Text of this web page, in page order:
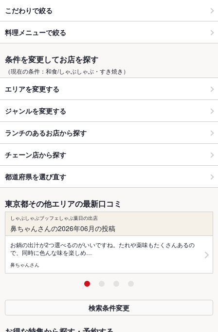
こだわりで絞る
料理メニューで絞る
条件を変更してお店を探す
（現在の条件：和食/しゃぶしゃぶ・すき焼き）
エリアを変更する
ジャンルを変更する
ランチのあるお店から探す
チェーン店から探す
都道府県を選び直す
東京都その他エリアの最新口コミ
しゃぶしゃぶブッフェしゃぶ葉日の出店
鼻ちゃんさんの2026年06月の投稿
お鍋の出汁が2つ選べるのがいいですね。たれや薬味もたくさんあるの
で、同時に色んな味を楽しめ…
鼻ちゃんさん
検索条件変更